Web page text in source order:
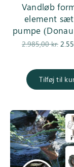
Vandløb
element
pumpe
2.985,00kr.
Tilføj til